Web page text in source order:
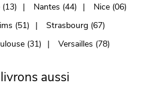
(13) Nantes (44)
Nice (06)
(51)
Strasbourg (67)
(31) Versailles (78)
aussi